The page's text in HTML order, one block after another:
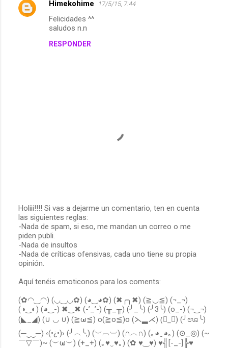
r
Himekohime 17/5/15, 7:44
Felicidades ^^
saludos n.n
RESPONDER
P
u
b
l
i
c
r
n
c
o
m
e
Holiii!!!! Si vas a dejarme un comentario, ten en cuenta
las siguientes reglas:
-Nada de spam, si eso, me mandan un correo o me
piden publi.
-Nada de insultos
-Nada de críticas ofensivas, cada uno tiene su propia
opinión.
Aquí tenéis emoticonos para los coments:
(✿◠‿◠) (◡‿◡✿) (◕‿◕✿) (✖╭╮✖) (≧◡≦) (¬_¬)
(◑‿◐) (◕‿-) ✖‿✖ (-’_’-) (╥_╥) (╯_╰) (╯3╰) (o_-) (¬‿¬)
(◣_◢) (∪ ◡ ∪) (≧ω≦) o(≧o≦)o (⋋▂⋌) (॓_॔) (╯ಊ╰)
(─‿‿─) ‹(•¿•)› (╯︵╰,) (︶︹︺) (∩︵∩) (｡◕‿◕｡) (⊙_◎) (~
￣▽￣)~ (︶ω︶) (+_+) (｡♥‿♥｡) (✿ ♥‿♥) ♥╣[-_-]╠♥